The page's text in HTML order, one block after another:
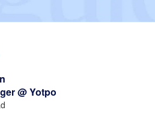
@ Yotpo